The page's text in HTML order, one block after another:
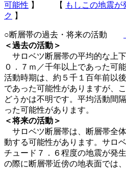
可能性 】 【 もしこの地震が
ク 】
○断層帯の過去・将来の活動
＜過去の活動＞
サロベツ断層帯の平均的な上下
０．７ｍ／千年以上であった可
活動時期は、約５千１百年前以
であった可能性がありますが、
どうかは不明です。平均活動間
った可能性があります。
＜将来の活動＞
サロベツ断層帯は、断層帯全
動する可能性があります。サロ
チュード７．６程度の地震が発
の際に断層帯近傍の地表面では